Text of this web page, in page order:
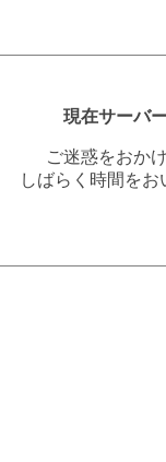
現在サーバ
ご迷惑をおか
しばらく時間を